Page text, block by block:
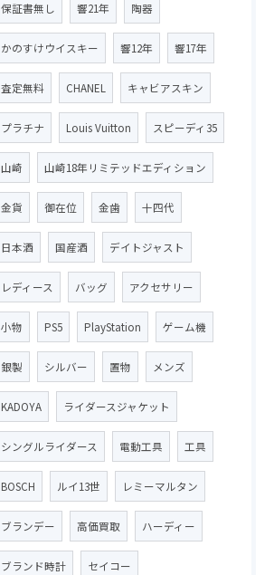
保証書無し 響21年 陶器
かのすけウイスキー 響12年 響17年
査定無料 CHANEL キャビアスキン
プラチナ Louis Vuitton スピーディ35
山崎 山崎18年リミテッドエディション
金貨 御在位 金歯 十四代
日本酒 国産酒 デイトジャスト
レディース バッグ アクセサリー
小物 PS5 PlayStation ゲーム機
銀製 シルバー 置物 メンズ
KADOYA ライダースジャケット
シングルライダース 電動工具 工具
BOSCH ルイ13世 レミーマルタン
ブランデー 高価買取 ハーディー
ブランド時計 セイコー